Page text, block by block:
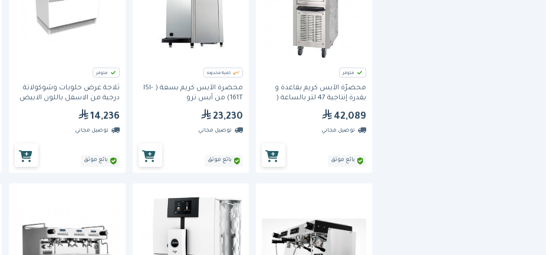
متوفر
محضرّة الآيس كريم بقاعدة و
بقدرة إنتاجية 47 لتر بالساعة (
42,089
توصيل مجاني
بائع موثق
كمية محدودة
محضّرة الآيس كريم بسعة ( ISI-
161T) من آيس ترو
23,230
توصيل مجاني
بائع موثق
متوفر
ثلاجة عرض حلويات وشوكولاتة
درجية من الاسفل باللون الابيض
14,236
توصيل مجاني
بائع موثق